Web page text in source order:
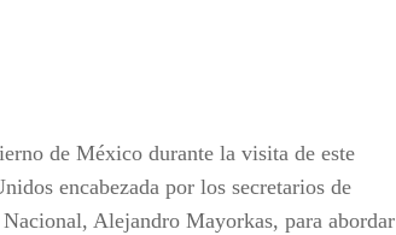
de México durante la visita de este
encabezada por los secretarios de
Alejandro Mayorkas, para abordar